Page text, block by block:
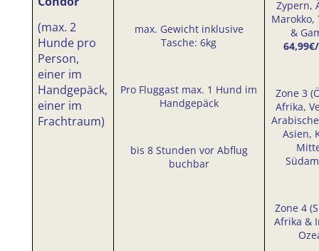
(max. 2
Hunde pro
Person,
einer im
Handgepäck,
einer im
Frachtraum)
max. Gewicht inklusive
Tasche: 6kg
Pro Fluggast max. 1 Hund im
Handgepäck
bis 8 Stunden vor Abflug
buchbar
Zypern,
Marokko,
&
Zone 3
Afrika,
Asien,
Zone 4
Afrika &